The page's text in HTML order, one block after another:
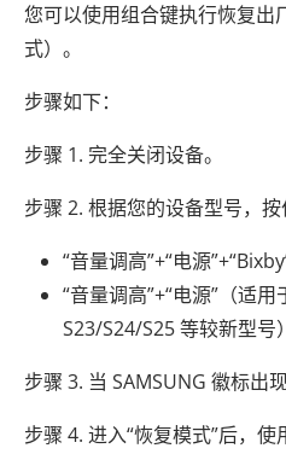
您可以使用组合键执行恢复出
式）。
步骤如下：
步骤 1. 完全关闭设备。
步骤 2. 根据您的设备型号，按
“音量调高”+“电源
“音量调高”+“电源”（适用
S23/S24/S25 等较新型号）
步骤 3. 当 SAMSUNG 徽标出
步骤 4. 进入“恢复模式”后，